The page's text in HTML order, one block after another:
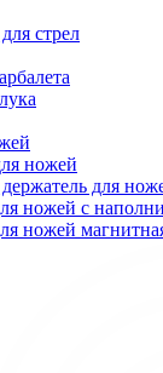
стрел
ножей
для
ножей с
ножей